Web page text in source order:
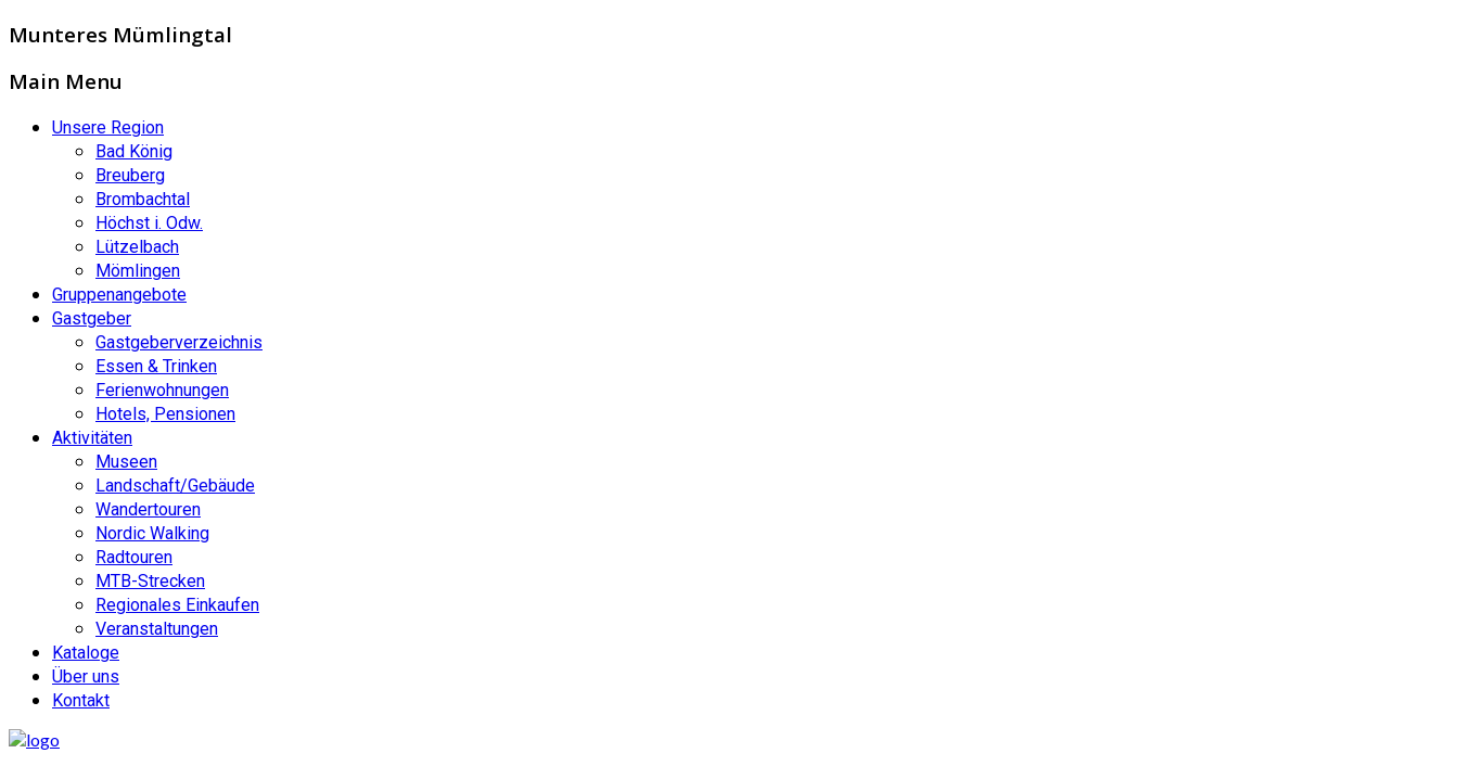
Munteres Mümlingtal
Main Menu
Unsere Region
Bad König
Breuberg
Brombachtal
Höchst i. Odw.
Lützelbach
Mömlingen
Gruppenangebote
Gastgeber
Gastgeberverzeichnis
Essen & Trinken
Ferienwohnungen
Hotels, Pensionen
Aktivitäten
Museen
Landschaft/Gebäude
Wandertouren
Nordic Walking
Radtouren
MTB-Strecken
Regionales Einkaufen
Veranstaltungen
Kataloge
Über uns
Kontakt